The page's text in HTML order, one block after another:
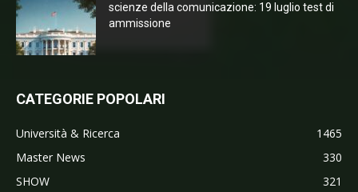
scienze della comunicazione: 19 luglio test di
ammissione
CATEGORIE POPOLARI
Università & Ricerca
1465
Master News
330
SHOW
321